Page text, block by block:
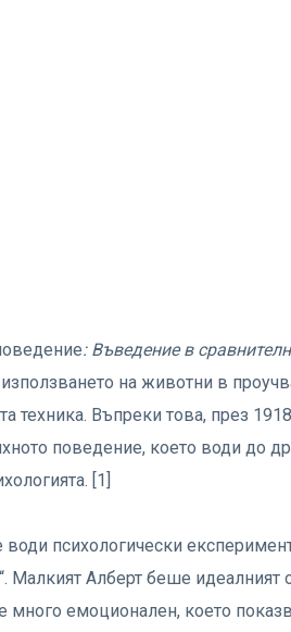
: Въведение в
на животни в
техника. Въпреки това, през
поведение, което води до
[1]
води психологически
Малкият Алберт беше идеалният
много емоционален, което